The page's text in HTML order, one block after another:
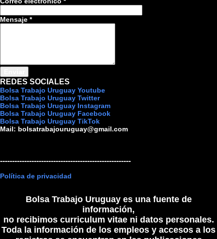
Mensaje *
REDES SOCIALES
Bolsa Trabajo Uruguay Youtube
Bolsa Trabajo Uruguay Twitter
Bolsa Trabajo Uruguay Instagram
Bolsa Trabajo Uruguay Facebook
Bolsa Trabajo Uruguay TikTok
Mail: bolsatrabajouruguay@gmail.com
------------------------------------------------------
Política de privacidad
Bolsa Trabajo Uruguay es una fuente de
información,
no recibimos curriculum vitae ni datos personales.
Toda la información de los empleos y accesos a los